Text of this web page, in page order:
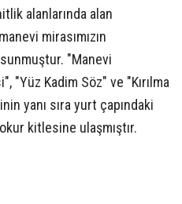
alanlarında alan
mirasımızın
"Manevi
"Yüz Kadim Söz" ve "Kırılma
yanı sıra yurt çapındaki
kitlesine ulaşmıştır.